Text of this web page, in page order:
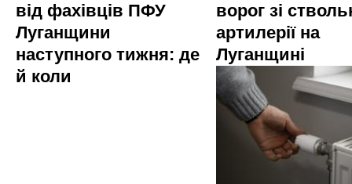
від фахівців ПФУ
Луганщини
наступного тижня: де
й коли
ворог зі
артилерії на
Луганщині